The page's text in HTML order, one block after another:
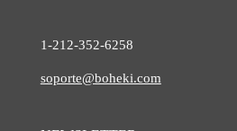
1-212-352-6258
soporte@boheki.com